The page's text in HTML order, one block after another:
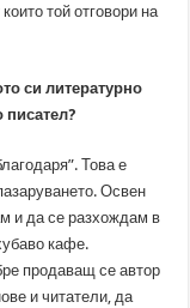
той отговори на
си литературно
писател?
Това е
Освен
и да се разхождам в
кафе.
продаващ се автор
и читатели, да